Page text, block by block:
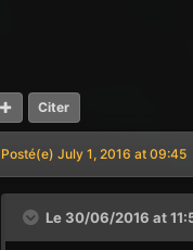
Citer
Posté(e) July 1, 2016 at 09:45
Le 30/06/2016 at